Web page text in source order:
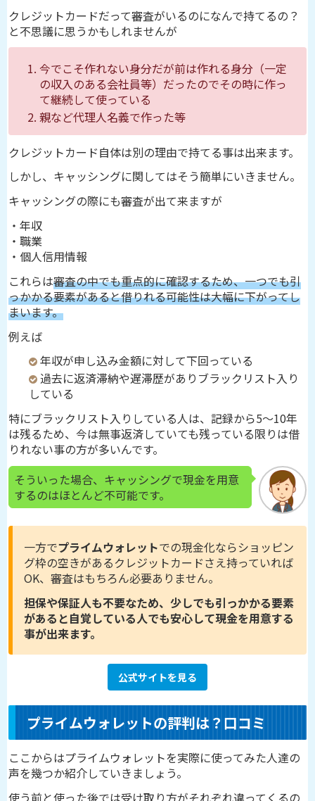
クレジットカードだって審査がいるのになんで持てるの？
と不思議に思うかもしれませんが
今でこそ作れない身分だが前は作れる身分（一定
の収入のある会社員等）だったのでその時に作っ
て継続して使っている
親など代理人名義で作った等
クレジットカード自体は別の理由で持てる事は出来ます。
しかし、キャッシングに関してはそう簡単にいきません。
キャッシングの際にも審査が出て来ますが
・年収
・職業
・個人信用情報
これらは審査の中でも重点的に確認するため、一つでも引
っかかる要素があると借りれる可能性は大幅に下がってし
まいます。
例えば
年収が申し込み金額に対して下回っている
過去に返済滞納や遅滞歴がありブラックリスト入り
している
特にブラックリスト入りしている人は、記録から5～10年
は残るため、今は無事返済していても残っている限りは借
りれない事の方が多いんです。
そういった場合、キャッシングで現金を用意
するのはほとんど不可能です。
一方でプライムウォレットでの現金化ならショッピン
グ枠の空きがあるクレジットカードさえ持っていれば
OK、審査はもちろん必要ありません。
担保や保証人も不要なため、少しでも引っかかる要素
があると自覚している人でも安心して現金を用意する
事が出来ます。
公式サイトを見る
プライムウォレットの評判は？口コミ
ここからはプライムウォレットを実際に使ってみた人達の
声を幾つか紹介していきましょう。